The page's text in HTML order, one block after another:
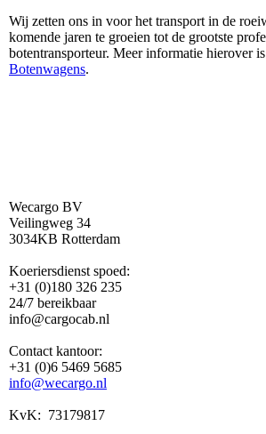
Wij zetten ons in voor het transport in de
komende jaren te groeien tot de grootste
botentransporteur. Meer informatie hierover
Botenwagens.
Wecargo BV
Veilingweg 34
3034KB Rotterdam
Koeriersdienst spoed:
+31 (0)180 326 235
24/7 bereikbaar
info@cargocab.nl
Contact kantoor:
+31 (0)6 5469 5685
info@wecargo.nl
KvK: 73179817